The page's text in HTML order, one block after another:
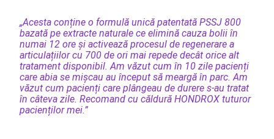
„Acesta conține o formulă unică patentată PSSJ 800
bazată pe extracte naturale ce elimină cauza bolii în
numai 12 ore și activează procesul de regenerare a
articulațiilor cu 700 de ori mai repede decât orice alt
tratament disponibil. Am văzut cum în 10 zile pacienți
care abia se mișcau au început să meargă în parc. Am
văzut cum pacienți care plângeau de durere s-au tratat
în câteva zile. Recomand cu căldură HONDROX tuturor
pacienților mei.”